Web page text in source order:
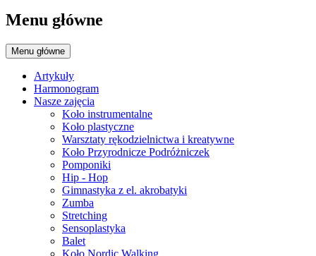
Menu główne
Menu główne
Artykuły
Harmonogram
Nasze zajęcia
Koło instrumentalne
Koło plastyczne
Warsztaty rękodzielnictwa i kreatywne
Koło Przyrodnicze Podróżniczek
Pomponiki
Hip - Hop
Gimnastyka z el. akrobatyki
Zumba
Stretching
Sensoplastyka
Balet
Koło Nordic Walking